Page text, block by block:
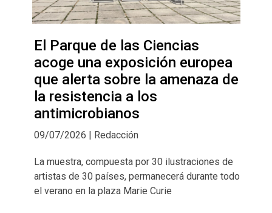
El Parque de las Ciencias
acoge una exposición europea
que alerta sobre la amenaza de
la resistencia a los
antimicrobianos
09/07/2026 | Redacción
La muestra, compuesta por 30 ilustraciones de
artistas de 30 países, permanecerá durante todo
el verano en la plaza Marie Curie